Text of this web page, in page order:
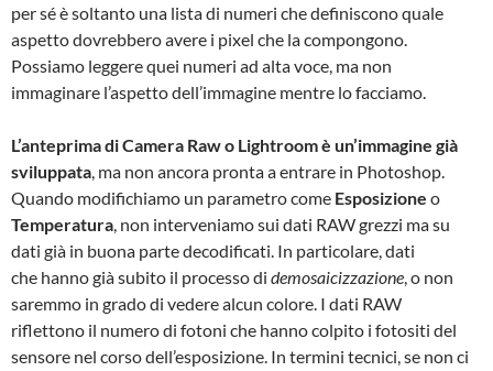
per sé è soltanto una lista di numeri che definiscono quale
aspetto dovrebbero avere i pixel che la compongono.
Possiamo leggere quei numeri ad alta voce, ma non
immaginare l’aspetto dell’immagine mentre lo facciamo.
L’anteprima di Camera Raw o Lightroom è un’immagine già
sviluppata, ma non ancora pronta a entrare in Photoshop.
Quando modifichiamo un parametro come Esposizione o
Temperatura, non interveniamo sui dati RAW grezzi ma su
dati già in buona parte decodificati. In particolare, dati
che hanno già subito il processo di demosaicizzazione, o non
saremmo in grado di vedere alcun colore. I dati RAW
riflettono il numero di fotoni che hanno colpito i fotositi del
sensore nel corso dell’esposizione. In termini tecnici, se non ci